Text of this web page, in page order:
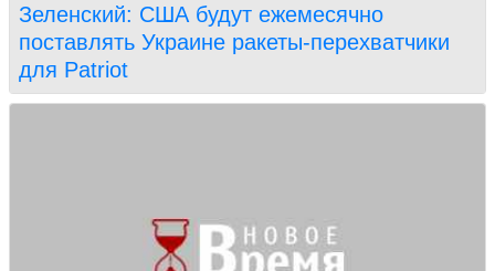
Зеленский: США будут ежемесячно
поставлять Украине ракеты-перехватчики
для Patriot